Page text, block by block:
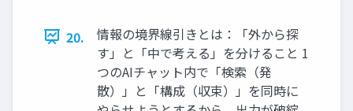
20.
情報の境界線引きとは：「外から探
す」と「中で考える」を分けること 1
つのAIチャット内で「検索（発
散）」と「構成（収束）」を同時に